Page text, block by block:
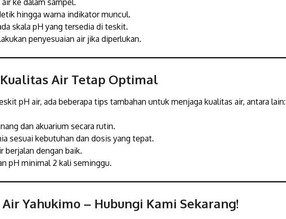
ke dalam sampel.
hingga warna indikator muncul.
skala pH yang tersedia di teskit.
penyesuaian air jika diperlukan.
Air Tetap Optimal
pH air, ada beberapa tips tambahan untuk menjaga kualitas air, antara lain:
dan akuarium secara rutin.
sesuai kebutuhan dan dosis yang tepat.
berjalan dengan baik.
pH minimal 2 kali seminggu.
Yahukimo – Hubungi Kami Sekarang!